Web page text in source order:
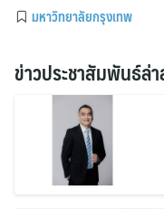
มหาวิทยาลัยกรุงเทพ
ข่าวประชาสัมพันธ์ล่